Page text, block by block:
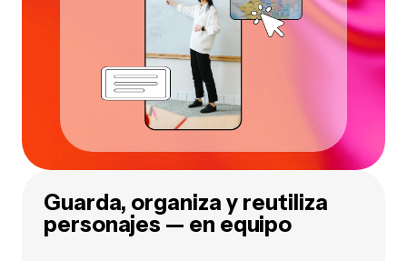
Guarda, organiza y reutiliza
personajes — en equipo